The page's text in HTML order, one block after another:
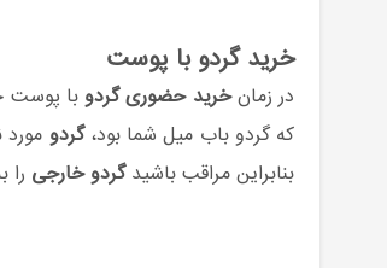
خرید گردو با پوست
در زمانخرید حضوری گردوبا پوست
که گردو باب میل شما بود،گردو
بنابراین مراقب باشیدگردو خارجی را